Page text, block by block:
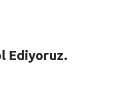
Ediyoruz.